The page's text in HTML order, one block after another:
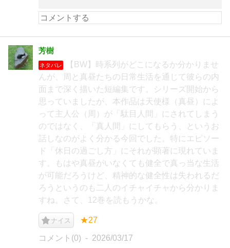
芳樹
ネタバレ
【BW】時系列がどこになるか分かりませ
んが、周と真昼たちの日常生活を通じて彼らの内
面まで深く描いた短編集です。シリーズ開始から
思っていましたが、本作品は天使様（真昼）によ
って主人公（周）が「駄目人間」にされてしまう
のではなく、「真人間」にしてもらう、というお
話しなのがよく分かる今回でした。特にエピソー
ド「休日の過ごし方」にそれが顕著に現れていま
す。もはや真昼がいなくても健全で真っ当な生活
が可能だろうけど、精神的な健全性は失われるだ
ろうというのも二人のイチャイチャから分かりま
すね。さて、12巻を読もうかな。
ナイス ★27
コメント(0) 2026/03/17